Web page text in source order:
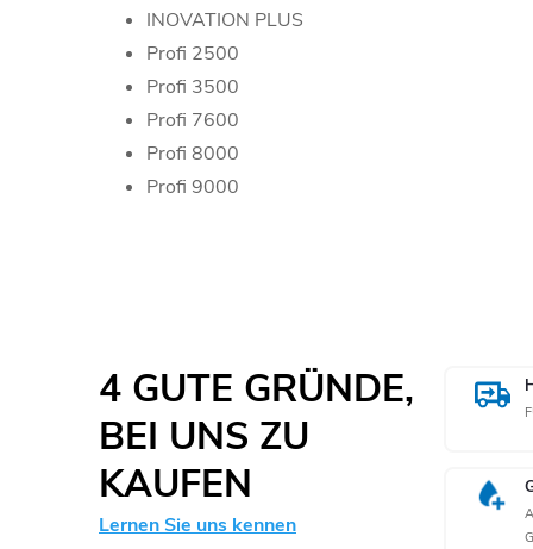
INOVATION PLUS
Profi 2500
Profi 3500
Profi 7600
Profi 8000
Profi 9000
4 GUTE GRÜNDE,
BEI UNS ZU
KAUFEN
Lernen Sie uns kennen